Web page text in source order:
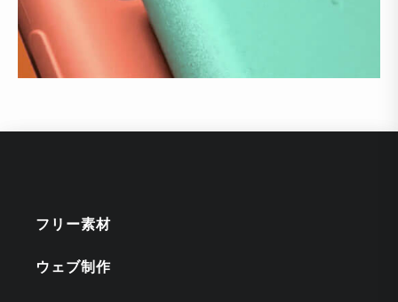
フリー素材
ウェブ制作